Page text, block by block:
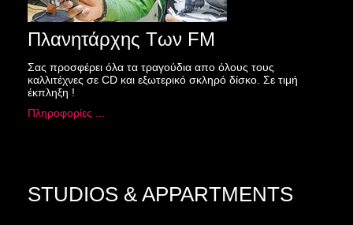
Πλανητάρχης Των FM
Σας προσφέρει όλα τα τραγούδια απο όλους τους
καλλιτέχνες σε CD και εξωτερικό σκληρό δίσκο. Σε τιμή
έκπληξη !
Πληροφορίες ...
STUDIOS & APPARTMENTS